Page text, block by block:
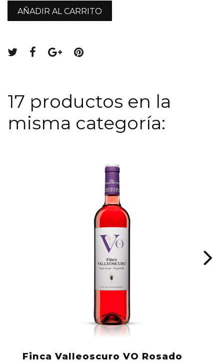
AÑADIR AL CARRITO
17 productos en la
misma categoría:
Finca Valleoscuro VO Rosado